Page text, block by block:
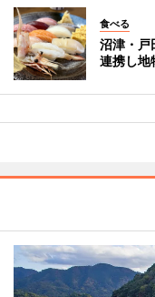
食べる
沼津・
連携し地